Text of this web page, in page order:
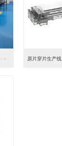
原片穿片生产线